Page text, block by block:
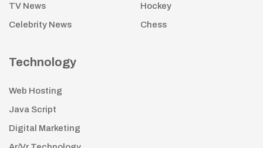
TV News
Celebrity News
Hockey
Chess
Technology
Web Hosting
Java Script
Digital Marketing